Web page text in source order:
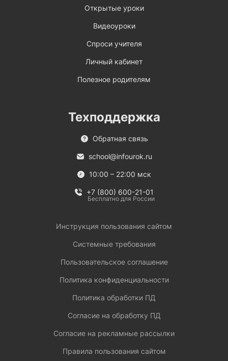
Открытые уроки
Видеоуроки
Спроси учителя
Личный кабинет
Полезное родителям
Техподдержка
Обратная связь
school@infourok.ru
10:00 – 22:00 мск
+7 (800) 600-21-01
Бесплатно для России
Инструкция пользования сайтом
Системные требования
Пользовательское соглашение
Политика конфиденциальности
Политика обработки ПД
Согласие на обработку ПД
Согласие на рекламные рассылки
Правила пользования сайтом